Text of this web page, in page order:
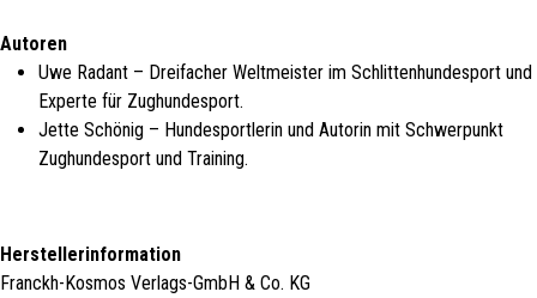
Autoren
Uwe Radant – Dreifacher Weltmeister im Schlittenhundesport und
Experte für Zughundesport.
Jette Schönig – Hundesportlerin und Autorin mit Schwerpunkt
Zughundesport und Training.
Herstellerinformation
Franckh-Kosmos Verlags-GmbH & Co. KG